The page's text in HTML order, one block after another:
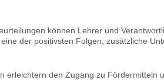
können Lehrer und
der positivsten Folgen, zusätzliche
erleichtern den Zugang zu Fördermitteln